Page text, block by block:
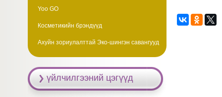
Yoo GO
Косметикийн брэндүүд
Ахуйн зориулалттай Эко-шингэн савангууд
үйлчилгээний цэгүүд